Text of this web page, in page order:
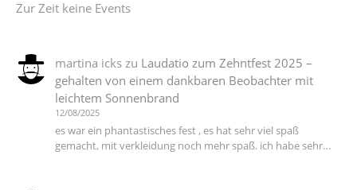
Zur Zeit keine Events
martina ickszu Laudatio zum Zehntfest 2025 –
gehalten von einem dankbaren Beobachter mit
leichtem Sonnenbrand
12/08/2025
es war ein phantastisches fest , es hat sehr viel spaß
gemacht, mit verkleidung noch mehr spaß. ich habe sehr…